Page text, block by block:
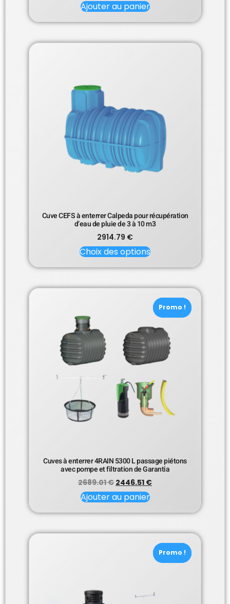
Ajouter au panier
Cuve CEFS à enterrer Calpeda pour récupération
d’eau de pluie de 3 à 10 m3
2914.79 €
Choix des options
Promo !
Promo !
Cuves à enterrer 4RAIN 5300 L passage piétons
avec pompe et filtration de Garantia
2689.01€ 2446.51 €
Ajouter au panier
Promo !
Promo !